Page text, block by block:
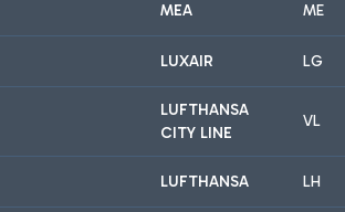
MEA ME
LUXAIR LG
LUFTHANSA
CITY LINE
VL
LUFTHANSA LH